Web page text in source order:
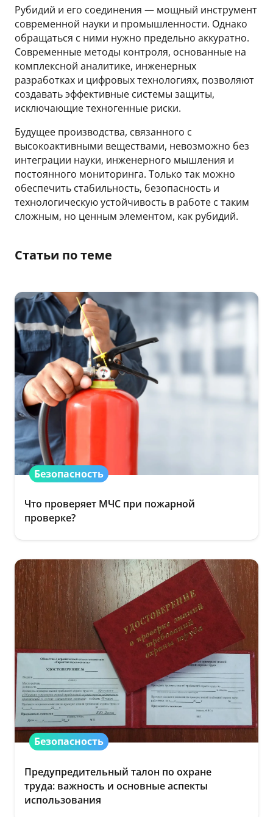
Рубидий и его соединения — мощный инструмент
современной науки и промышленности. Однако
обращаться с ними нужно предельно аккуратно.
Современные методы контроля, основанные на
комплексной аналитике, инженерных
разработках и цифровых технологиях, позволяют
создавать эффективные системы защиты,
исключающие техногенные риски.
Будущее производства, связанного с
высокоактивными веществами, невозможно без
интеграции науки, инженерного мышления и
постоянного мониторинга. Только так можно
обеспечить стабильность, безопасность и
технологическую устойчивость в работе с таким
сложным, но ценным элементом, как рубидий.
Статьи по теме
Безопасность
Что проверяет МЧС при пожарной
проверке?
Безопасность
Предупредительный талон по охране
труда: важность и основные аспекты
использования